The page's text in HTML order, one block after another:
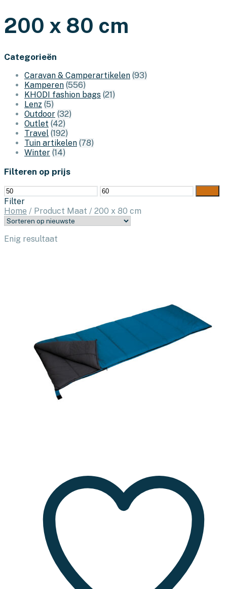
200 x 80 cm
Categorieën
Caravan & Camperartikelen (93)
Kamperen (556)
KHODI fashion bags (21)
Lenz (5)
Outdoor (32)
Outlet (42)
Travel (192)
Tuin artikelen (78)
Winter (14)
Filteren op prijs
Min.
prijs
Max.
prijs
Filter
Home / Product Maat / 200 x 80 cm
Enig resultaat